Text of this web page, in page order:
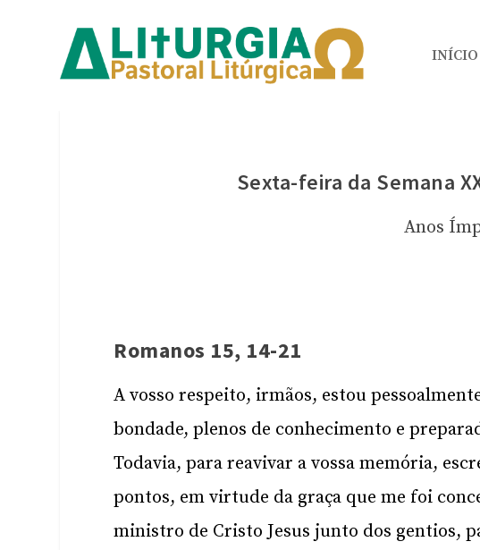
INÍCIO
Sexta-feira da Semana
Anos
Romanos 15, 14-21
A vosso respeito, irmãos, estou
bondade, plenos de conhecimento e
Todavia, para reavivar a vossa memória,
pontos, em virtude da graça que me foi
ministro de Cristo Jesus junto dos gentios,